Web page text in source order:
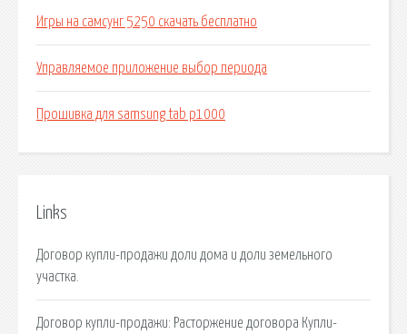
Игры на самсунг 5250 скачать бесплатно
Управляемое приложение выбор периода
Прошивка для samsung tab p1000
Links
Договор купли-продажи доли дома и доли земельного
участка.
Договор купли-продажи: Расторжение договора Купли-